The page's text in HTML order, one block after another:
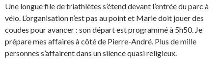
Une longue file de triathlètes s’étend devant l’entrée du parc à
vélo. L’organisation n’est pas au point et Marie doit jouer des
coudes pour avancer : son départ est programmé à 5h50. Je
prépare mes affaires à côté de Pierre-André. Plus de mille
personnes s’affairent dans un silence quasi religieux.